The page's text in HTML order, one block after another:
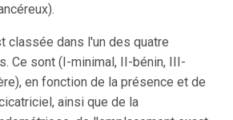
classée dans l'un des quatre
Ce sont (I-minimal, II-bénin, III-
en fonction de la présence et de
ainsi que de la